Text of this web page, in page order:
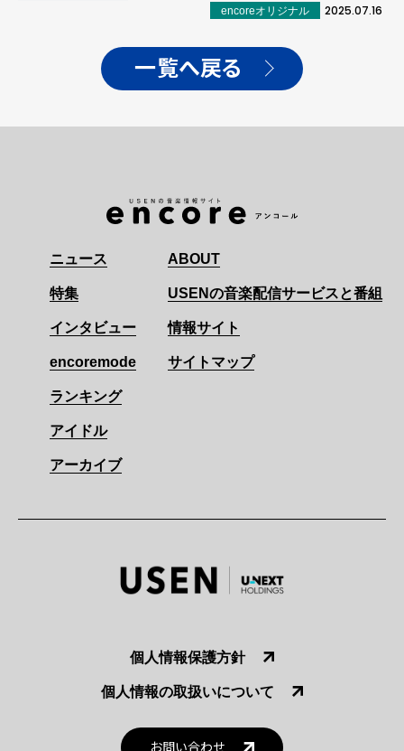
encoreオリジナル 2025.07.16
一覧へ戻る
ニュース
特集
インタビュー
encoremode
ランキング
アイドル
アーカイブ
ABOUT
USENの音楽配信サービスと番組
情報サイト
サイトマップ
個人情報保護方針
個人情報の取扱いについて
お問い合わせ